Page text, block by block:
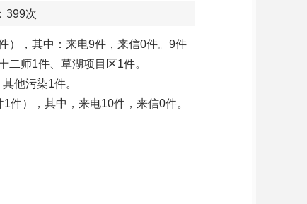
399次
），其中：来电9件，来信0件。9件
师1件、草湖项目区1件。
他污染1件。
件），其中，来电10件，来信0件。